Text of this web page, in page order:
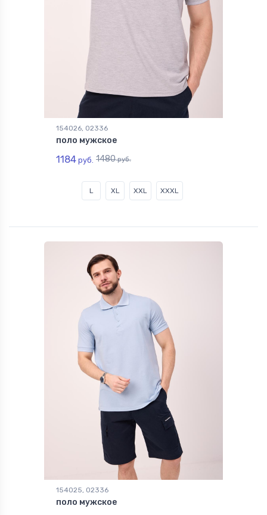
154026, 02336
поло мужское
1184 руб. 1480руб.
L XL XXL XXXL
154025, 02336
поло мужское